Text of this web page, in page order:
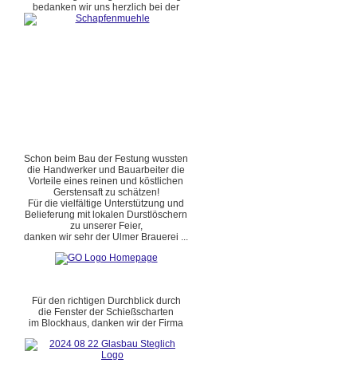
bedanken wir uns herzlich bei der
Schon beim Bau der Festung wussten
die Handwerker und Bauarbeiter die
Vorteile eines reinen und köstlichen
Gerstensaft zu schätzen!
Für die vielfältige Unterstützung und
Belieferung mit lokalen Durstlöschern
zu unserer Feier,
danken wir sehr der Ulmer Brauerei ...
Für den richtigen Durchblick durch
die Fenster der Schießscharten
im Blockhaus, danken wir der Firma